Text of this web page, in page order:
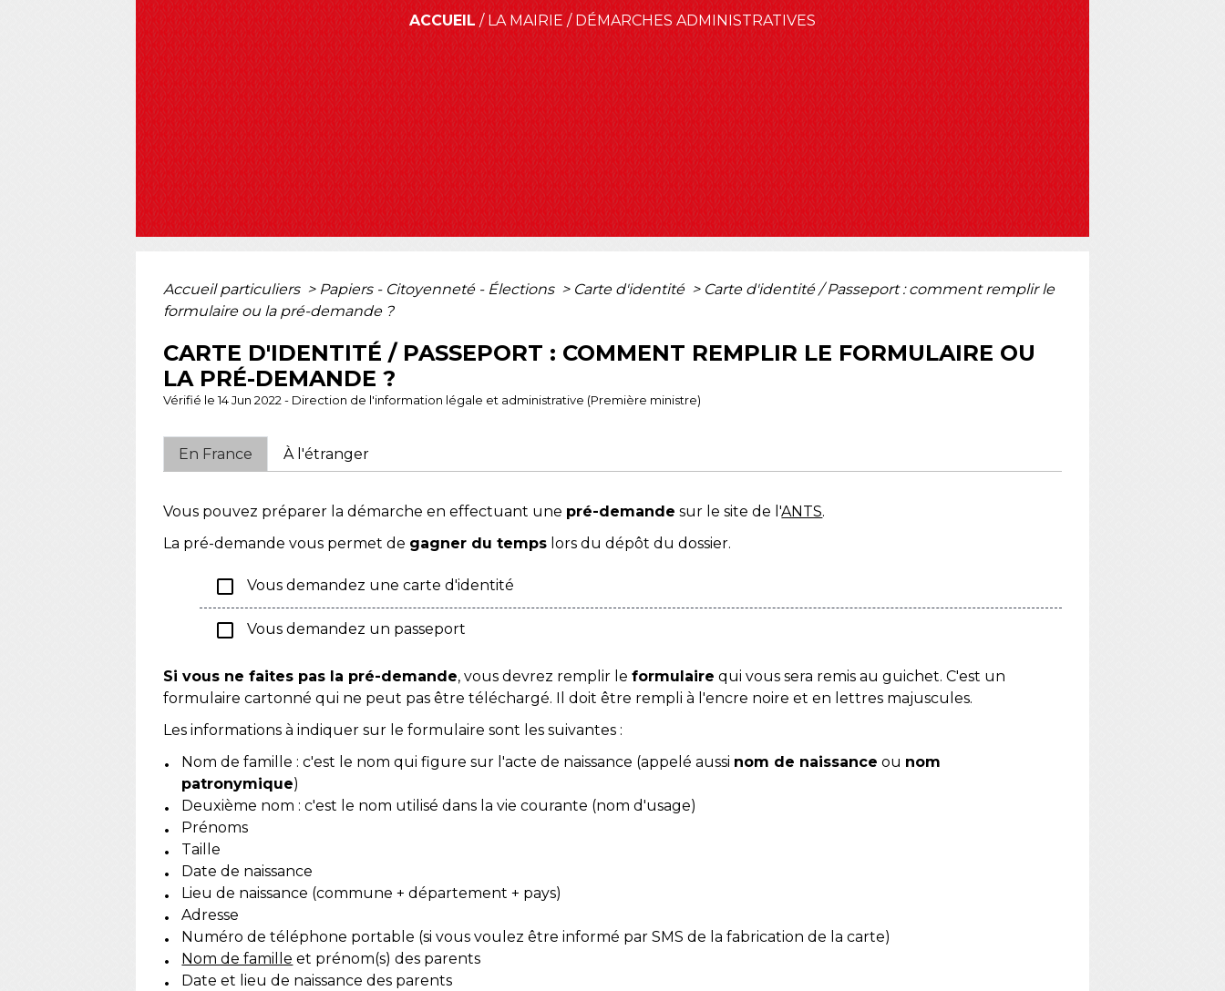
ACCUEIL /LA MAIRIE /DÉMARCHES ADMINISTRATIVES
Accueil particuliers > Papiers - Citoyenneté - Élections > Carte d'identité > Carte d'identité / Passeport : comment remplir le
formulaire ou la pré-demande ?
CARTE D'IDENTITÉ / PASSEPORT : COMMENT REMPLIR LE FORMULAIRE OU
LA PRÉ-DEMANDE ?
Vérifié le 14 Jun 2022 - Direction de l'information légale et administrative (Première ministre)
En France À l'étranger
Vous pouvez préparer la démarche en effectuant une pré-demande sur le site de l'ANTS.
La pré-demande vous permet de gagner du temps lors du dépôt du dossier.
check_box_outline_blank Vous demandez une carte d'identité
check_box_outline_blank Vous demandez un passeport
Si vous ne faites pas la pré-demande, vous devrez remplir leformulaire qui vous sera remis au guichet. C'est un
formulaire cartonné qui ne peut pas être téléchargé. Il doit être rempli à l'encre noire et en lettres majuscules.
Les informations à indiquer sur le formulaire sont les suivantes :
Nom de famille : c'est le nom qui figure sur l'acte de naissance (appelé aussi nom de naissance ou nom
patronymique)
Deuxième nom : c'est le nom utilisé dans la vie courante (nom d'usage)
Prénoms
Taille
Date de naissance
Lieu de naissance (commune + département + pays)
Adresse
Numéro de téléphone portable (si vous voulez être informé par SMS de la fabrication de la carte)
Nom de famille et prénom(s) des parents
Date et lieu de naissance des parents